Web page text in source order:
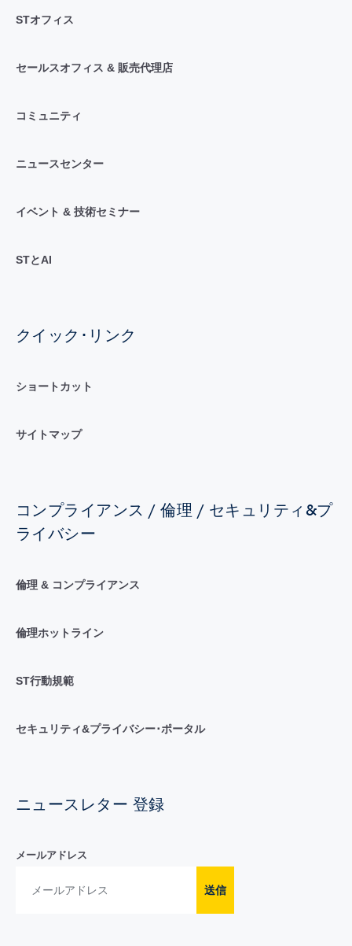
STオフィス
セールスオフィス & 販売代理店
コミュニティ
ニュースセンター
イベント & 技術セミナー
STとAI
クイック･リンク
ショートカット
サイトマップ
コンプライアンス / 倫理 / セキュリティ&プ
ライバシー
倫理 & コンプライアンス
倫理ホットライン
ST行動規範
セキュリティ&プライバシー･ポータル
ニュースレター 登録
メールアドレス
送信